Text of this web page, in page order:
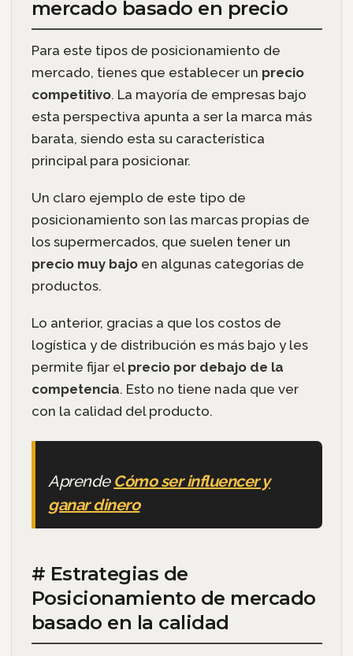
mercado basado en precio
Para este tipos de posicionamiento de
mercado, tienes que establecer un precio
competitivo. La mayoría de empresas bajo
esta perspectiva apunta a ser la marca más
barata, siendo esta su característica
principal para posicionar.
Un claro ejemplo de este tipo de
posicionamiento son las marcas propias de
los supermercados, que suelen tener un
precio muy bajo en algunas categorías de
productos.
Lo anterior, gracias a que los costos de
logística y de distribución es más bajo y les
permite fijar el precio por debajo de la
competencia. Esto no tiene nada que ver
con la calidad del producto.
Aprende Cómo ser influencer y
ganar dinero
# Estrategias de
Posicionamiento de mercado
basado en la calidad